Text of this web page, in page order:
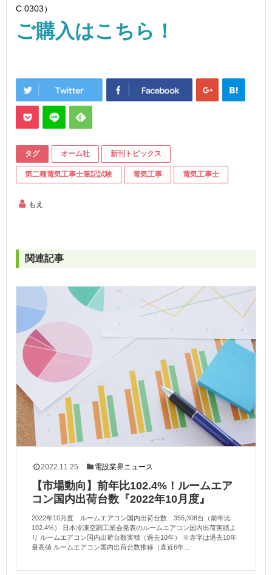
C 0303）
ご購入はこちら！
タグ オーム社 新刊トピックス
第二種電気工事士筆記試験 電気工事 電気工事士
もえ
関連記事
2022.11.25 電設業界ニュース
【市場動向】前年比102.4%！ルームエア
コン国内出荷台数『2022年10月度』
2022年10月度 ルームエアコン国内出荷台数 355,308台（前年比
102.4%） 日本冷凍空調工業会発表のルームエアコン国内出荷実績よ
り ルームエアコン国内出荷台数実積（過去10年） ※赤字は過去10年
最高値 ルームエアコン国内出荷台数推移（直近6年...